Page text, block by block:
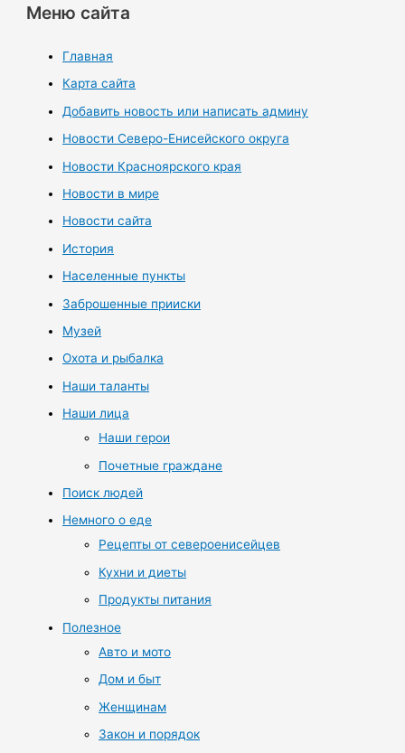
Меню сайта
Главная
Карта сайта
Добавить новость или написать админу
Новости Северо-Енисейского округа
Новости Красноярского края
Новости в мире
Новости сайта
История
Населенные пункты
Заброшенные прииски
Музей
Охота и рыбалка
Наши таланты
Наши лица
Наши герои
Почетные граждане
Поиск людей
Немного о еде
Рецепты от североенисейцев
Кухни и диеты
Продукты питания
Полезное
Авто и мото
Дом и быт
Женщинам
Закон и порядок